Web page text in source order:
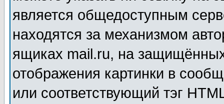
является общедоступным
находятся за механизмом
ящиках mail.ru, на
отображения картинки в
или соответствующий тэг